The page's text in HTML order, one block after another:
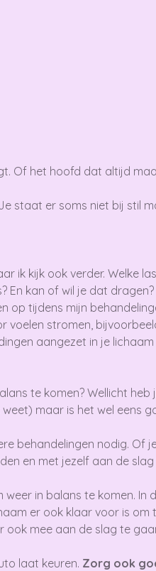
Of het hoofd dat altijd
staat er soms niet bij stil
ik kijk ook verder. Welke
En kan of wil je dat dragen?
op tijdens mijn
voelen stromen,
aangezet in je
te komen? Wellicht heb
maar is het wel eens
behandelingen nodig. Of
en met jezelf aan de
in balans te komen. In
er ook klaar voor is om
ook mee aan de slag te
laat keuren. Zorg ook